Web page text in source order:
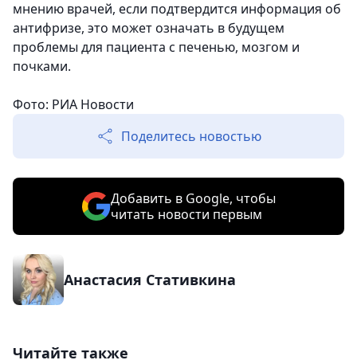
мнению врачей, если подтвердится информация об
антифризе, это может означать в будущем
проблемы для пациента с печенью, мозгом и
почками.
Фото: РИА Новости
Поделитесь новостью
Добавить в Google, чтобы
читать новости первым
Анастасия Стативкина
Читайте также